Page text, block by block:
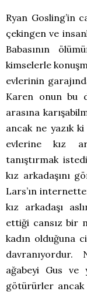
Ryan Gosling’in
çekingen ve
Babasının
kimselerle
evlerinin
Karen onun bu
arasına
ancak ne yazık
evlerine kız
tanıştırmak
kız arkadaşını
Lars’ın
kız arkadaşı
ettiği cansız bir
kadın olduğuna
davranıyordur.
ağabeyi Gus
götürürler ancak